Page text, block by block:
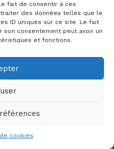
fait de consentir à ces
des données telles que le
ID uniques sur ce site. Le fait
consentement peut avoir un
et fonctions.
cookies
légales
© 2026 Crige PACA